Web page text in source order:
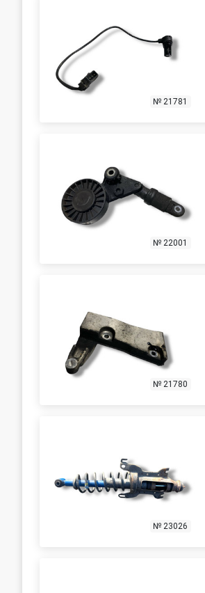
№ 21781
№ 22001
№ 21780
№ 23026